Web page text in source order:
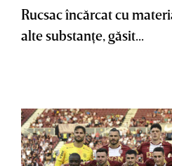
Rucsac încărcat cu
alte substanţe, găsit...